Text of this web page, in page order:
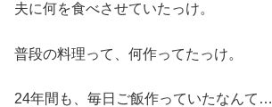
夫に何を食べさせていたっけ。
普段の料理って、何作ってたっけ。
24年間も、毎日ご飯作っていたなんて…